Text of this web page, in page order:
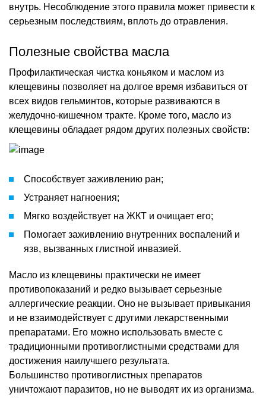
внутрь. Несоблюдение этого правила может привести к
серьезным последствиям, вплоть до отравления.
Полезные свойства масла
Профилактическая чистка коньяком и маслом из
клещевины позволяет на долгое время избавиться от
всех видов гельминтов, которые развиваются в
желудочно-кишечном тракте. Кроме того, масло из
клещевины обладает рядом других полезных свойств:
Способствует заживлению ран;
Устраняет нагноения;
Мягко воздействует на ЖКТ и очищает его;
Помогает заживлению внутренних воспалений и
язв, вызванных глистной инвазией.
Масло из клещевины практически не имеет
противопоказаний и редко вызывает серьезные
аллергические реакции. Оно не вызывает привыкания
и не взаимодействует с другими лекарственными
препаратами. Его можно использовать вместе с
традиционными противоглистными средствами для
достижения наилучшего результата.
Большинство противоглистных препаратов
уничтожают паразитов, но не выводят их из организма.